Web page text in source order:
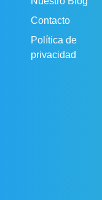
Contacto
Política de
privacidad